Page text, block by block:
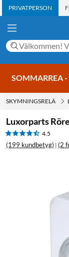
PRIVATPERSON
SOMMARREA
SKYMNINGSRELÄ
Luxorparts
4.5
(199 kundbetyg) | (2